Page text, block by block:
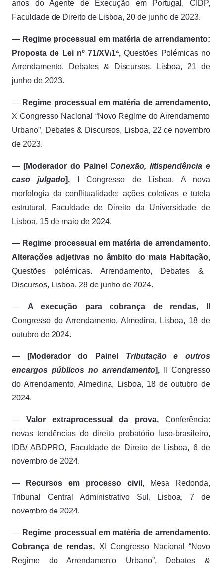
anos do Agente de Execução em Portugal, CIDP,
Faculdade de Direito de Lisboa, 20 de junho de 2023.
— Regime processual em matéria de arrendamento:
Proposta de Lei nº 71/XV/1ª, Questões Polémicas no
Arrendamento, Debates & Discursos, Lisboa, 21 de
junho de 2023.
— Regime processual em matéria de arrendamento,
X Congresso Nacional “Novo Regime do Arrendamento
Urbano”, Debates & Discursos, Lisboa, 22 de novembro
de 2023.
— [Moderador do PainelConexão, litispendência e
caso julgado],
I Congresso de Lisboa. A nova
morfologia da conflitualidade: ações coletivas e tutela
estrutural, Faculdade de Direito da Universidade de
Lisboa, 15 de maio de 2024.
— Regime processual em matéria de arrendamento.
Alterações adjetivas no âmbito do mais Habitação,
Questões polémicas. Arrendamento, Debates &
Discursos, Lisboa, 28 de junho de 2024.
— A execução para cobrança de rendas,
Congresso do Arrendamento, Almedina, Lisboa, 18 de
outubro de 2024.
— [Moderador do Painel Tributação e outros
encargos públicos no arrendamento],
II Congresso
do Arrendamento, Almedina, Lisboa, 18 de outubro de
2024.
— Valor extraprocessual da prova,Conferência:
novas tendências do direito probatório luso-brasileiro,
IDB/ ABDPRO, Faculdade de Direito de Lisboa, 6 de
novembro de 2024.
— Recursos em processo civil , Mesa Redonda,
Tribunal Central Administrativo Sul, Lisboa, 7 de
novembro de 2024.
— Regime processual em matéria de arrendamento.
Cobrança de rendas, XI Congresso Nacional “Novo
Regime do Arrendamento Urbano”, Debates &